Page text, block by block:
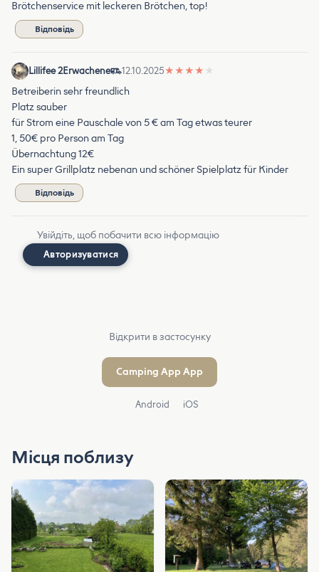
Brötchenservice mit leckeren Brötchen, top!
Відповідь
Lillifee 2Erwachene 12.10.2025★ ★ ★ ★ ★
Betreiberin sehr freundlich
Platz sauber
für Strom eine Pauschale von 5 € am Tag etwas teurer
1, 50€ pro Person am Tag
Übernachtung 12€
Ein super Grillplatz nebenan und schöner Spielplatz für Kinder
Відповідь
Увійдіть, щоб побачити всю інформацію
Авторизуватися
Відкрити в застосунку
Camping App App
Android iOS
Місця поблизу